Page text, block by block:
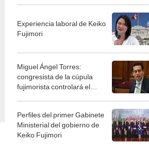
Experiencia laboral de Keiko
Fujimori
Miguel Ángel Torres:
congresista de la cúpula
fujimorista controlará el
Perfiles del primer Gabinete
Ministerial del gobierno de
Keiko Fujimori